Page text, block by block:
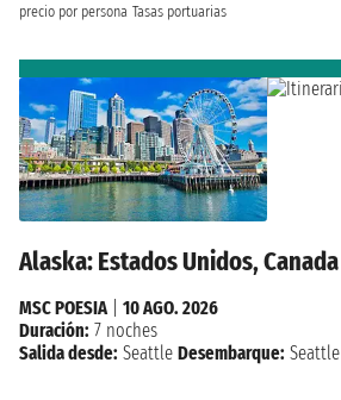
precio por persona Tasas portuarias
Alaska: Estados Unidos, Canada
MSC POESIA| 10 AGO. 2026
Duración: 7 noches
Salida desde: Seattle Desembarque: Seattle